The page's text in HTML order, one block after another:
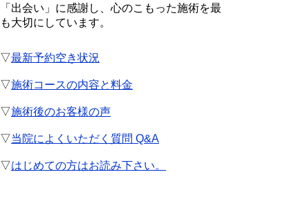
「出会い」に感謝し、心のこもった施術を最
も大切にしています。
▽最新予約空き状況
▽施術コースの内容と料金
▽施術後のお客様の声
▽当院によくいただく質問 Q&A
▽はじめての方はお読み下さい。